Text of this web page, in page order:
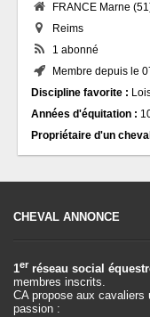
FRANCE Marne
Reims
1 abonné
Membre depuis le
Discipline favorite :
Années d'équitation :
Propriétaire d'un
CHEVAL ANNONCE
1er réseau social
membres inscrits.
CA propose aux cavaliers
passion :